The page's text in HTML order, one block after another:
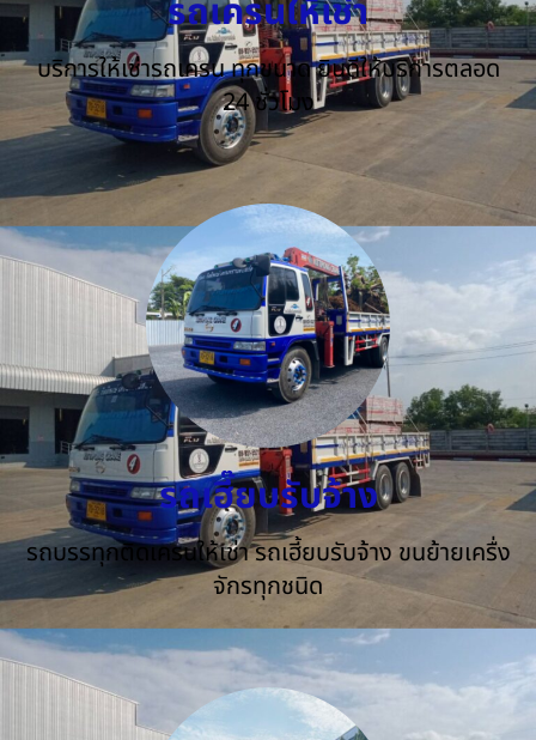
รถเครนให้เช่า
บริการให้เช่ารถเครน ทุกขนาด ยินดีให้บริการตลอด
24 ชั่วโมง
รถเฮี๊ยบรับจ้าง
รถบรรทุกติดเครนให้เช่า รถเฮี้ยบรับจ้าง ขนย้ายเครื่ง
จักรทุกชนิด